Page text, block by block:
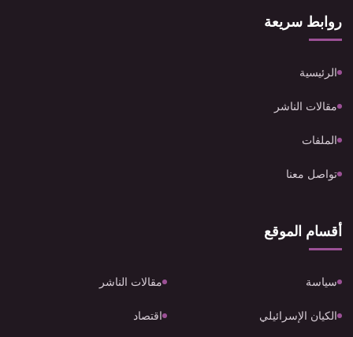
روابط سريعة
الرئيسية
مقالات الناشر
الملفات
تواصل معنا
أقسام الموقع
سياسة مقالات الناشر
الكيان الإسرائيلي اقتصاد